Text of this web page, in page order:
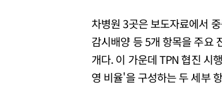
차병원 3곳은 보도자료에서
감시배양 등 5개 항목을 주요
개다. 이 가운데 TPN 협진 시
영 비율'을 구성하는 두 세부